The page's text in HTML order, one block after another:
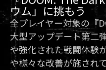
ウム」に挑もう
全プレイヤー対象の『
大型アップデート第二
や強化された戦闘体験
や様々な改善が施され